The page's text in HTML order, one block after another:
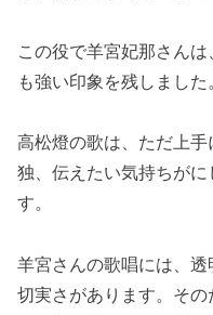
この役で羊宮妃那さん
も強い印象を残しました
高松燈の歌は、ただ上
独、伝えたい気持ちが
す。
羊宮さんの歌唱には、
切実さがあります。そ